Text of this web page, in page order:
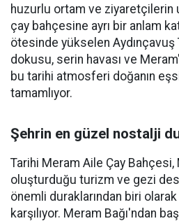
huzurlu ortam ve ziyaretçilerin
çay bahçesine ayrı bir anlam
ötesinde yükselen Aydınçavuş
dokusu, serin havası ve
bu tarihi atmosferi doğanın
tamamlıyor.
Şehrin en güzel nostalji
Tarihi Meram Aile Çay
oluşturduğu turizm ve gezi
önemli duraklarından biri
karşılıyor. Meram Bağı'ndan